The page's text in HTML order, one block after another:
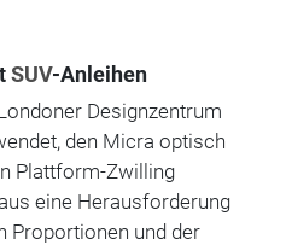
SUV-Anleihen
Designzentrum
den Micra optisch
Plattform-Zwilling
eine Herausforderung
Proportionen und der